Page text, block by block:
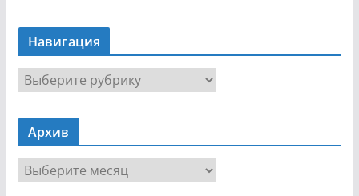
Навигация
Н
а
в
г
Архив
р